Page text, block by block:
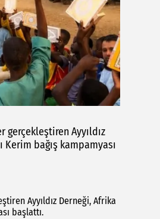
Ayyıldız
bağış kampamyası
Ayyıldız Derneği, Afrika
başlattı.